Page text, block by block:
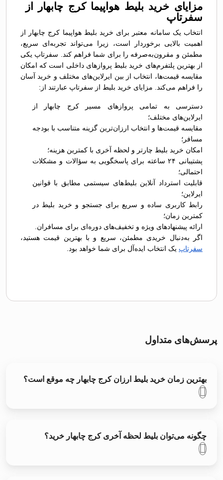
مزایای خرید بلیط هواپیما کرج چابهار از
سفرتاپ
انتخاب یک سامانه معتبر برای خرید بلیط هواپیما کرج چابهار از
اهمیت بالایی برخوردار است، زیرا می‌تواند تجربه‌ای سریع،
مطمئن و مقرون‌به‌صرفه را برای شما فراهم کند. سفرتاپ یکی
از بهترین پلتفرم‌های خرید بلیط پروازهای داخلی است که امکان
مقایسه قیمت‌ها، انتخاب از بین ایرلاین‌های مختلف و خرید آسان
را فراهم می‌کند. مزایای خرید بلیط از سفرتاپ عبارتند از:
دسترسی به تمامی پروازهای مسیر کرج چابهار از
ایرلاین‌های مختلف؛
مقایسه قیمت‌ها و انتخاب ارزان‌ترین گزینه متناسب با بودجه
مسافر؛
امکان خرید بلیط چارتر و لحظه آخری با کمترین هزینه؛
پشتیبانی ۲۴ ساعته برای پاسخگویی به سؤالات و مشکلات
احتمالی؛
قابلیت استرداد آنلاین بلیط‌های سیستمی مطابق با قوانین
ایرلاین؛
رابط کاربری ساده و سریع برای جستجو و خرید بلیط در
کمترین زمان؛
ارائه پیشنهادهای ویژه و تخفیف‌های دوره‌ای برای مسافران.
اگر به‌دنبال خریدی مطمئن، سریع و با بهترین قیمت هستید،
سفرتاپ یک انتخاب ایده‌آل برای شما خواهد بود.
پرسش‌های متداول
بهترین زمان خرید بلیط ارزان کرج چابهار چه موقع است؟
چگونه می‌توان بلیط لحظه آخری کرج چابهار خرید؟